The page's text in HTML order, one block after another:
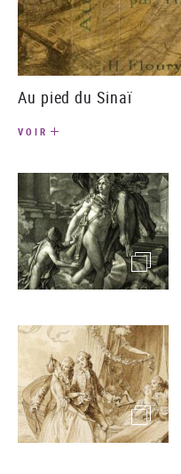
Au pied du Sinaï
VOIR
(image)
(image)